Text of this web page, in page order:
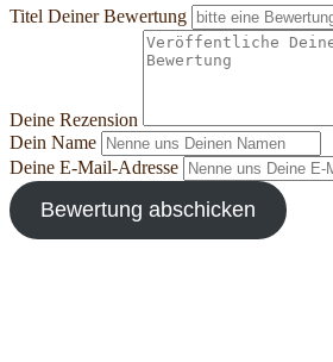
Titel Deiner Bewertung
Deine Rezension
Dein Name
Deine E-Mail-Adresse
Bewertung abschicken